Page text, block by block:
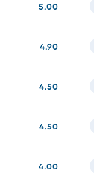
5.00
4.90
4.50
4.50
4.00